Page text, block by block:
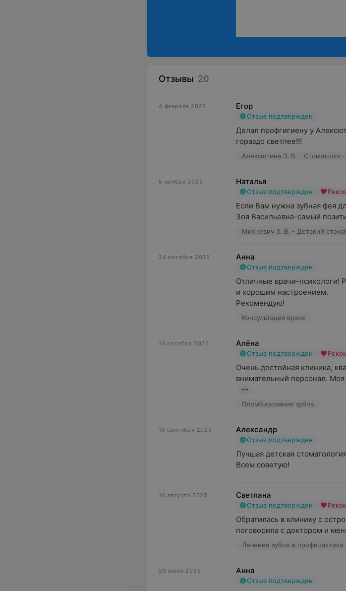
Отзывы 20
4 февраля 2026 Егор
Отзыв подтвержден
Делал профгигиену у
гораздо светлее!!!
Алексютина Э. В. - Стоматолог-
5 ноября 2025 Наталья
Отзыв подтвержден
Если Вам нужна зубная фея
Зоя Васильевна-самый
Михневич З. В. - Детский
24 октября 2025 Анна
Отзыв подтвержден
Отличные врачи-психологи!
и хорошим настроением.
Рекомендую!
Консультация врача
13 октября 2025 Алёна
Отзыв подтвержден
Очень достойная клиника,
внимательный персонал.
Пломбирование зубов
10 сентября 2025 Александр
Отзыв подтвержден
Лучшая детская
Всем советую!
16 августа 2025 Светлана
Отзыв подтвержден
Обратилась в клинику с
поговорила с доктором и
Лечение зубов и профилактика
20 июня 2025 Анна
Отзыв подтвержден